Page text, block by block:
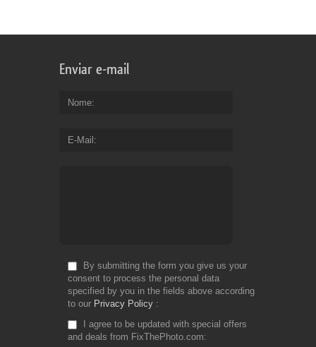
Enviar e-mail
Nome
E-Mail
By submitting the form you give us your
consent to process the personal data
specified by you in the fields above according
to our Privacy Policy
I agree to be updated with special offers
and deals from FixThePhoto.com